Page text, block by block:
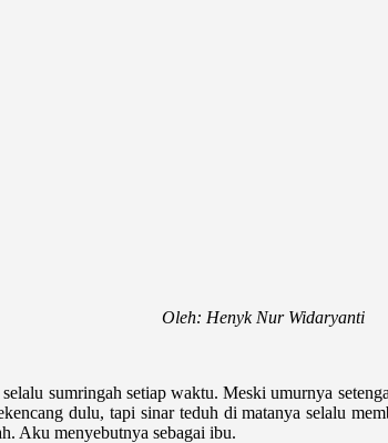
Oleh: Henyk Nur Widaryanti
sumringah setiap waktu. Meski umurnya
dulu, tapi sinar teduh di matanya selalu
Aku menyebutnya sebagai ibu.